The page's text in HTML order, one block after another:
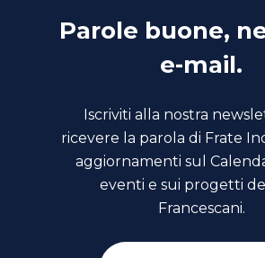
Parole buone,
e-mail.
Iscriviti alla nostra
ricevere la parola di Frate
aggiornamenti sul
eventi e sui progetti
Francescani.